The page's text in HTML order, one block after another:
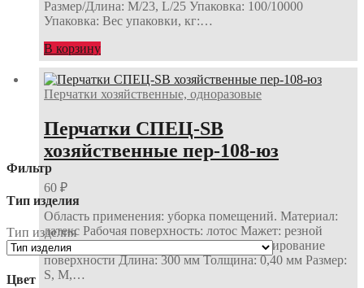
Размер/Длина: М/23, L/25 Упаковка: 100/10000
Упаковка: Вес упаковки, кг:…
В корзину
Перчатки хозяйственные, одноразовые
Перчатки СПЕЦ-SB
хозяйственные пер-108-юз
60 ₽
Область применения: уборка помещений. Материал:
латекс Рабочая поверхность: лотос Мажет: резной
Покрытие: хлопок, STOP-бактерия, хлорирование
поверхности Длина: 300 мм Толщина: 0,40 мм Размер:
S, M,…
Фильтр
Тип изделия
Тип изделия
Цвет